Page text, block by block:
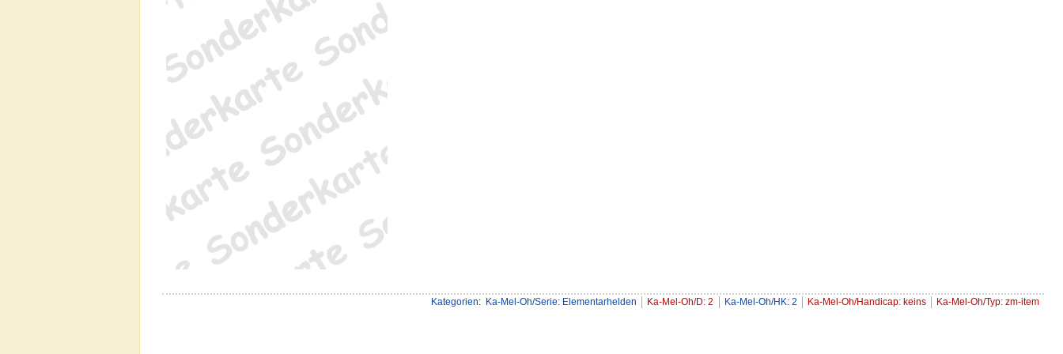
Kategorien: Ka-Mel-Oh/Serie: Elementarhelden Ka-Mel-Oh/D: 2 Ka-Mel-Oh/HK: 2 Ka-Mel-Oh/Handicap: keins Ka-Mel-Oh/Typ: zm-item